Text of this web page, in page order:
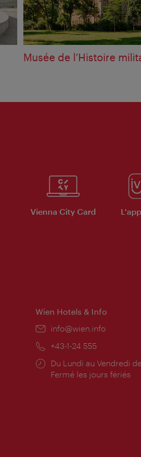
Musée de l’Histoire
Vienna City Card
Wien Hotels & Info
E-
info@wien.info
Téléphone:
+43-1-24 555
Horaires
d'ouverture:
Du Lundi au Vendredi
Fermé les jours fériés